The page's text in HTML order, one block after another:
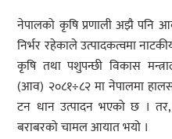
नेपालको कृषि प्रणाली अझै पनि
निर्भर रहेकाले उत्पादकत्वमा
कृषि तथा पशुपन्छी विकास
(आव) २०८१÷८२ मा नेपालमा
टन धान उत्पादन भएको छ ।
बराबरको चामल आयात भयो ।